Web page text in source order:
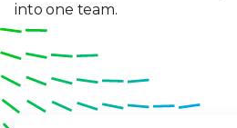
into one team.